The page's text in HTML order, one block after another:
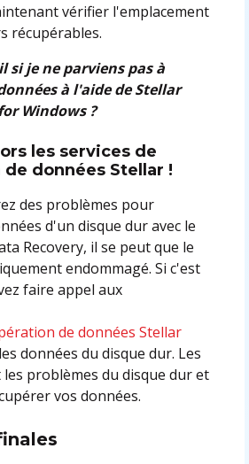
vérifier l'emplacement
récupérables.
si je ne parviens pas à
à l'aide de Stellar
Windows ?
les services de
données Stellar !
des problèmes pour
d'un disque dur avec le
Recovery, il se peut que le
endommagé. Si c'est
faire appel aux
de données Stellar
données du disque dur. Les
problèmes du disque dur et
vos données.